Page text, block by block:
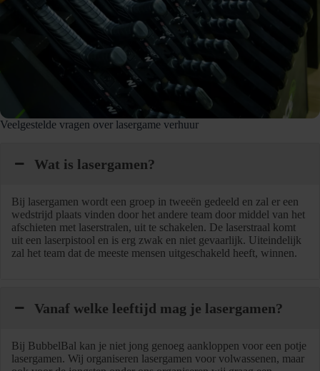
Veelgestelde vragen over lasergame verhuur
Wat is lasergamen?
Bij lasergamen wordt een groep in tweeën gedeeld en zal er een
wedstrijd plaats vinden door het andere team door middel van het
afschieten met laserstralen, uit te schakelen. De laserstraal komt
uit een laserpistool en is erg zwak en niet gevaarlijk. Uiteindelijk
zal het team dat de meeste mensen uitgeschakeld heeft, winnen.
Vanaf welke leeftijd mag je lasergamen?
Bij BubbelBal kan je niet jong genoeg aankloppen voor een potje
lasergamen. Wij organiseren lasergamen voor volwassenen, maar